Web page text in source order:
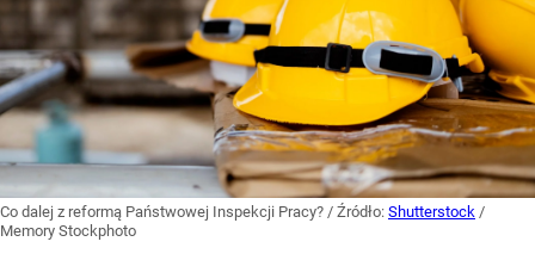
Co dalej z reformą Państwowej Inspekcji Pracy? / Źródło: Shutterstock /
Memory Stockphoto